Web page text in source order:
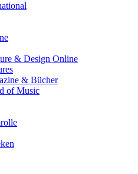
& Design Online
& Bücher
of Music